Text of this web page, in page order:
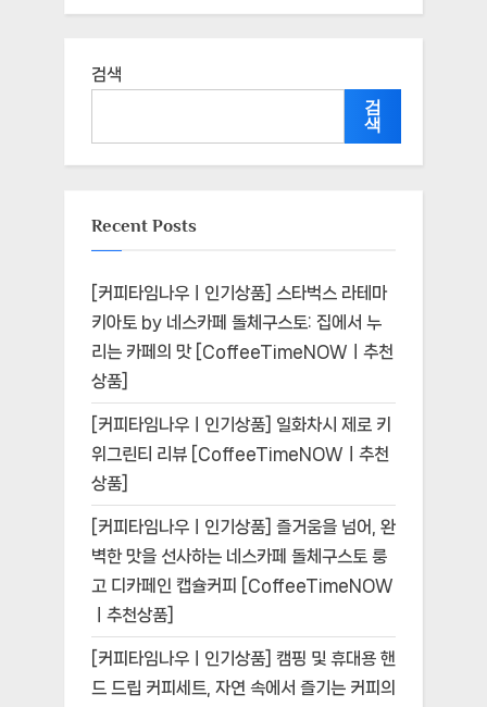
검색
검
색
Recent Posts
[커피타임나우ㅣ인기상품] 스타벅스 라테마
키아토 by 네스카페 돌체구스토: 집에서 누
리는 카페의 맛 [CoffeeTimeNOWㅣ추천
상품]
[커피타임나우ㅣ인기상품] 일화차시 제로 키
위그린티 리뷰 [CoffeeTimeNOWㅣ추천
상품]
[커피타임나우ㅣ인기상품] 즐거움을 넘어, 완
벽한 맛을 선사하는 네스카페 돌체구스토 룽
고 디카페인 캡슐커피 [CoffeeTimeNOW
ㅣ추천상품]
[커피타임나우ㅣ인기상품] 캠핑 및 휴대용 핸
드 드립 커피세트, 자연 속에서 즐기는 커피의